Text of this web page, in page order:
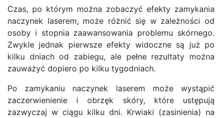
Czas, po którym można zobaczyć efekty zamykania
naczynek laserem, może różnić się w zależności od
osoby i stopnia zaawansowania problemu skórnego.
Zwykle jednak pierwsze efekty widoczne są już po
kilku dniach od zabiegu, ale pełne rezultaty można
zauważyć dopiero po kilku tygodniach.
Po zamykaniu naczynek laserem może wystąpić
zaczerwienienie i obrzęk skóry, które ustępują
zazwyczaj w ciągu kilku dni. Krwiaki (zasinienia) na